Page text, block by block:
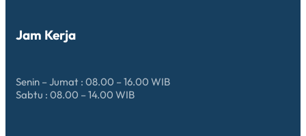
Jam Kerja
Senin – Jumat : 08.00 – 16.00 WIB
Sabtu : 08.00 – 14.00 WIB